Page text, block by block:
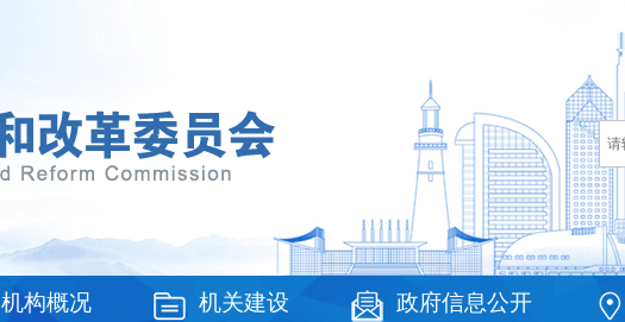
机构概况 机关建设 政府信息公开